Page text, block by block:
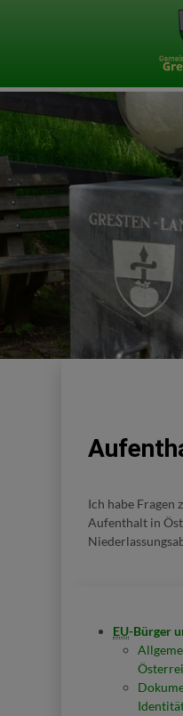
Ich habe Fragen
Aufenthalt in
EU-Bürger